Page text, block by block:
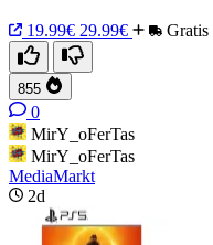
19.99€ 29.99€ Gratis
855
0
MirY_oFerTas
MirY_oFerTas
MediaMarkt
2d